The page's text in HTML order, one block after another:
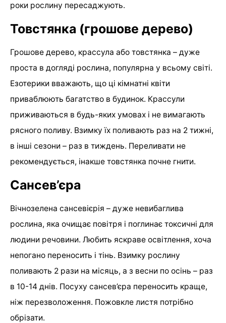
роки рослину пересаджують.
Товстянка (грошове дерево)
Грошове дерево, крассула або товстянка – дуже
проста в догляді рослина, популярна у всьому світі.
Езотерики вважають, що ці кімнатні квіти
приваблюють багатство в будинок. Крассули
приживаються в будь-яких умовах і не вимагають
рясного поливу. Взимку їх поливають раз на 2 тижні,
в інші сезони – раз в тиждень. Переливати не
рекомендується, інакше товстянка почне гнити.
Сансев’єра
Вічнозелена сансевієрія – дуже невибаглива
рослина, яка очищає повітря і поглинає токсичні для
людини речовини. Любить яскраве освітлення, хоча
непогано переносить і тінь. Взимку рослину
поливають 2 рази на місяць, а з весни по осінь – раз
в 10-14 днів. Посуху сансев’єра переносить краще,
ніж перезволоження. Пожовкле листя потрібно
обрізати.